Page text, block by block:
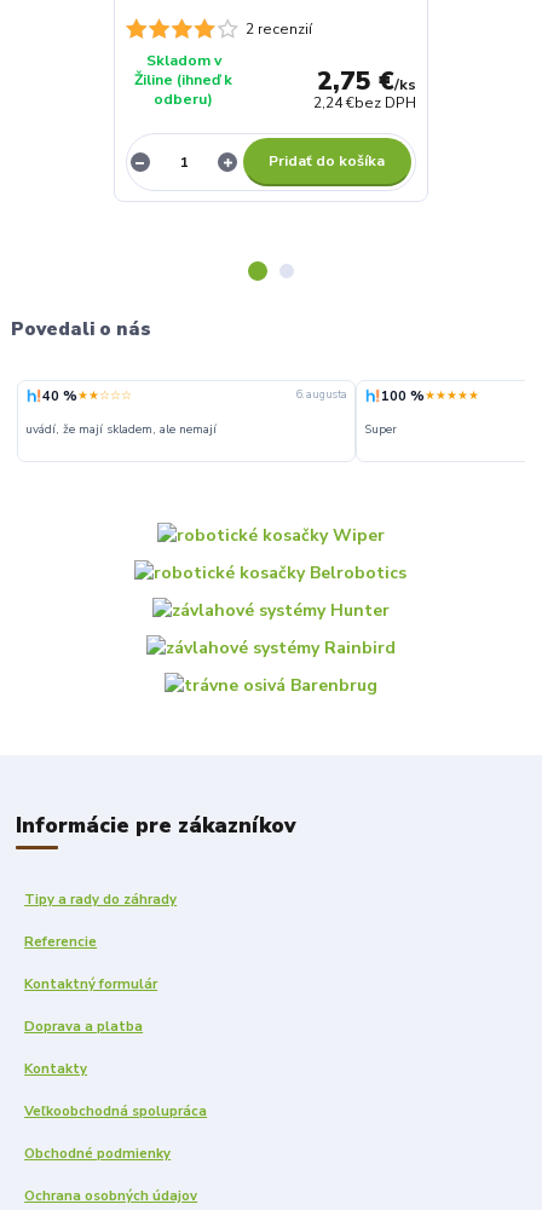
2 recenzií
2,75 €/ks
2,24 €bez DPH
Skladom v
Žiline (ihneď k
odberu)
Pridať do košíka
Povedali o nás
40 %★★☆☆☆ 6. augusta
uvádí, že mají skladem, ale nemají
100 %★★★★★
Super
Informácie pre zákazníkov
Tipy a rady do záhrady
Referencie
Kontaktný formulár
Doprava a platba
Kontakty
Veľkoobchodná spolupráca
Obchodné podmienky
Ochrana osobných údajov